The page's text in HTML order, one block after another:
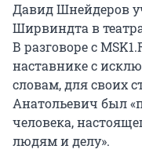
Давид Шнейдеров
Ширвиндта в
В разговоре с
наставнике с
словам, для своих
Анатольевич был
человека,
людям и делу».